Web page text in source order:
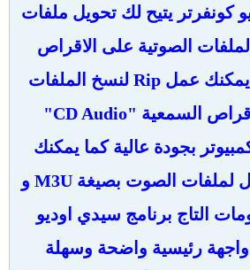
كونفرتر يتيح لك تحويل ملفات
الصوتية على الاقراص
المضغوطة ايضا يمكنك عمل Rip لنسخ الملفات
الصوتية من الاقراص السمعية "CD Audio"
بجودة عالية كما يمكنك
انشاء قوائم تشغيل لملفات الصوت بصيغة M3U و
التاج برنامج سيدي اوديو
رئيسية واضحة وسهلة